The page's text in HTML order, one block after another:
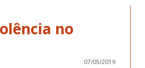
no
07/05/2019